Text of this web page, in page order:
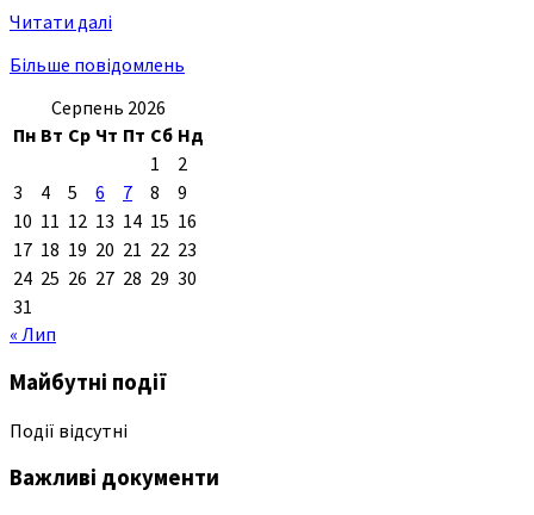
Читати далі
Більше повідомлень
Серпень 2026
Пн Вт Ср Чт Пт Сб Нд
1
2
3
4 5 6 7 8
9
10 11 12 13 14 15 16
17 18 19 20 21 22 23
24 25 26 27 28 29 30
31
« Лип
Майбутні події
Події відсутні
Важливі документи